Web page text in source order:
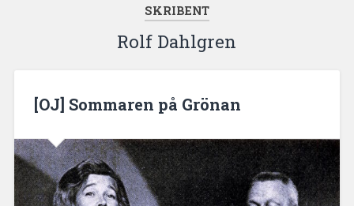
SKRIBENT
Rolf Dahlgren
[OJ] Sommaren på Grönan